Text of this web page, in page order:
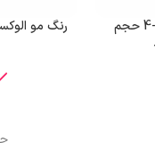
رنگ مو الوکسین سری طبیعی شماره 0-4 حجم